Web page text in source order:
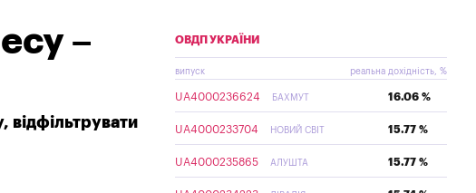
–
відфільтрувати
ОВДП УКРАЇНИ
випуск реальна дохідність, %
UA4000236624 БАХМУТ 16.06 %
UA4000233704 НОВИЙ СВІТ 15.77 %
UA4000235865 АЛУШТА 15.77 %